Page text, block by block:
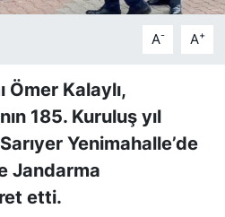
A- A+
Ömer Kalaylı,
185. Kuruluş yıl
Yenimahalle’de
Jandarma
etti.